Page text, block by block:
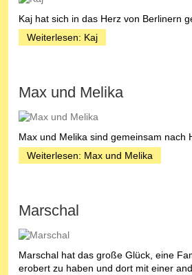
Kaj hat sich in das Herz von Berlinern
Weiterlesen: Kaj
Max und Melika
Max und Melika sind gemeinsam nach
Weiterlesen: Max und Melika
Marschal
Marschal hat das große Glück, eine
erobert zu haben und dort mit einer